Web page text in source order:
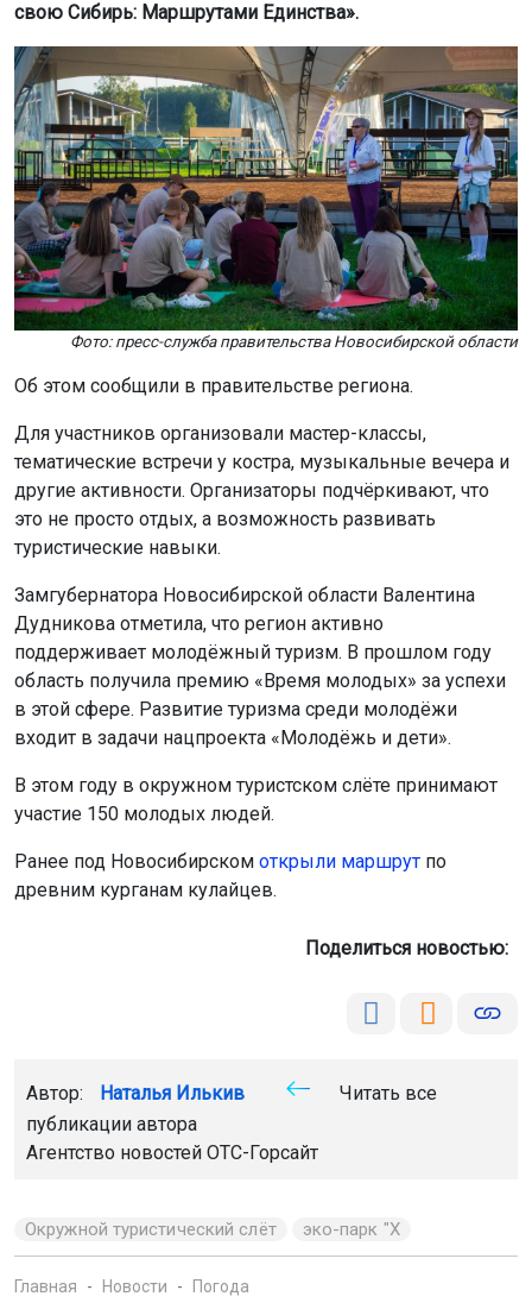
свою Сибирь: Маршрутами Единства».
Фото: пресс-служба правительства Новосибирской области
Об этом сообщили в правительстве региона.
Для участников организовали мастер-классы,
тематические встречи у костра, музыкальные вечера и
другие активности. Организаторы подчёркивают, что
это не просто отдых, а возможность развивать
туристические навыки.
Замгубернатора Новосибирской области Валентина
Дудникова отметила, что регион активно
поддерживает молодёжный туризм. В прошлом году
область получила премию «Время молодых» за успехи
в этой сфере. Развитие туризма среди молодёжи
входит в задачи нацпроекта «Молодёжь и дети».
В этом году в окружном туристском слёте принимают
участие 150 молодых людей.
Ранее под Новосибирском открыли маршрут по
древним курганам кулайцев.
Поделиться новостью:
Автор: Наталья Илькив
Читать все
публикации автора
Агентство новостей ОТС-Горсайт
Окружной туристический слёт эко-парк "Х
Главная Новости Погода